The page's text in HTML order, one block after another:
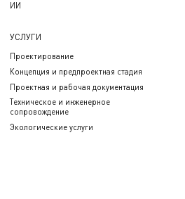
ИИ
УСЛУГИ
Проектирование
Концепция и предпроектная стадия
Проектная и рабочая документация
Техническое и инженерное
сопровождение
Экологические услуги